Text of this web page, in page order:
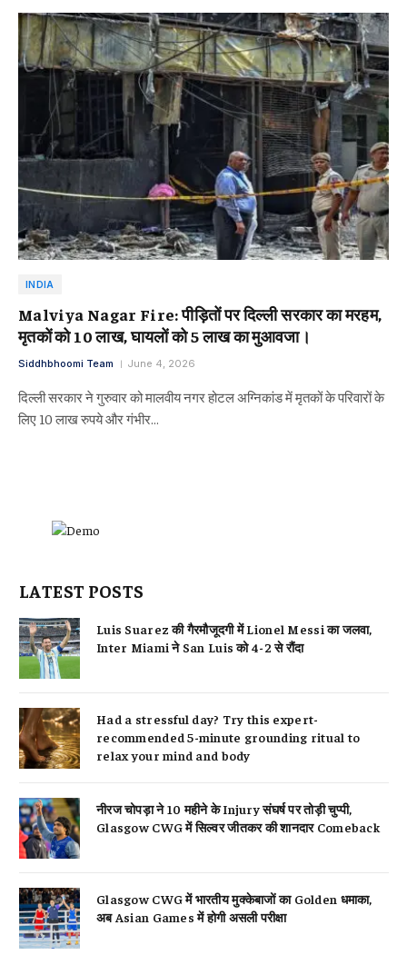
INDIA
Malviya Nagar Fire: पीड़ितों पर दिल्ली सरकार का मरहम,
मृतकों को 10 लाख, घायलों को 5 लाख का मुआवजा।
Siddhbhoomi Team June 4, 2026
दिल्ली सरकार ने गुरुवार को मालवीय नगर होटल अग्निकांड में मृतकों के परिवारों के
लिए 10 लाख रुपये और गंभीर…
LATEST POSTS
Luis Suarez की गैरमौजूदगी में Lionel Messi का जलवा,
Inter Miami ने San Luis को 4-2 से रौंदा
Had a stressful day? Try this expert-
recommended 5-minute grounding ritual to
relax your mind and body
नीरज चोपड़ा ने 10 महीने के Injury संघर्ष पर तोड़ी चुप्पी,
Glasgow CWG में सिल्वर जीतकर की शानदार Comeback
Glasgow CWG में भारतीय मुक्केबाजों का Golden धमाका,
अब Asian Games में होगी असली परीक्षा